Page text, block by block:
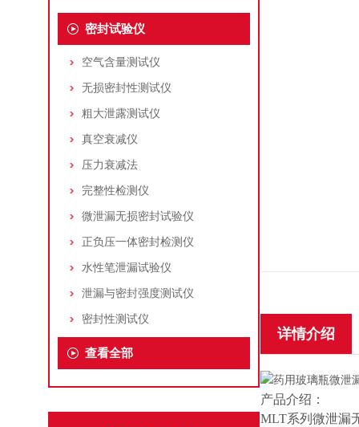
密封试验仪
空气含量测试仪
无损密封性测试仪
粗大泄露测试仪
真空衰减仪
压力衰减法
完整性检测仪
微泄漏无损密封试验仪
正负压一体密封检测仪
水性笔泄漏试验仪
泄漏与密封强度测试仪
密封性测试仪
查看全部
详情介绍
产品介绍：
MLT系列微泄漏